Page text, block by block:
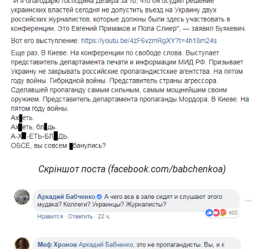
Скріншот поста (facebook.com/babchenkoa)